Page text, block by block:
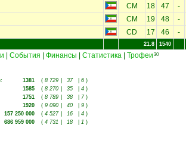
CM 18 47 -
CM 19 48 -
CD 17 46 -
21.8 1540
События Финансы Статистика Трофеи 30
: 1381 ( 8 729 37 6 )
1585 ( 8 270 35 4 )
1751 ( 8 789 38 7)
1920 ( 9 090 40 9 )
157 250 000 ( 4 527 16 4 )
686 959 000 ( 4 731 18 1 )